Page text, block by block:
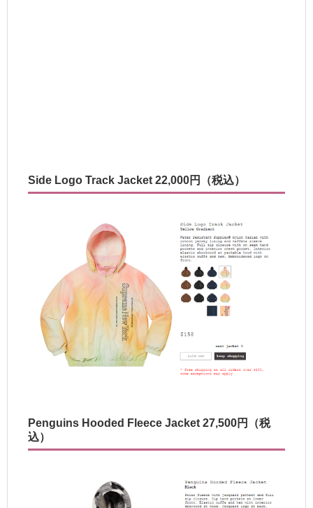
Side Logo Track Jacket 22,000円（税込）
Penguins Hooded Fleece Jacket 27,500円（税
込）